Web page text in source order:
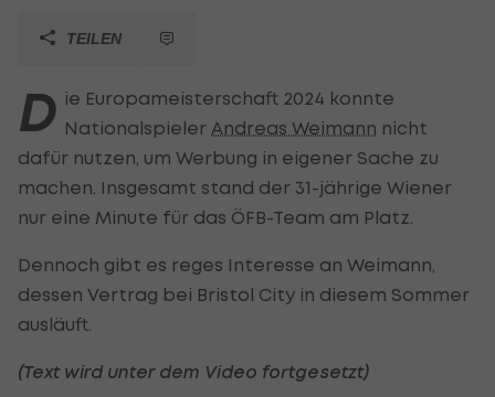
TEILEN
D ie Europameisterschaft 2024 konnte
Nationalspieler Andreas Weimann nicht
dafür nutzen, um Werbung in eigener Sache zu
machen. Insgesamt stand der 31-jährige Wiener
nur eine Minute für das ÖFB-Team am Platz.
Dennoch gibt es reges Interesse an Weimann,
dessen Vertrag bei Bristol City in diesem Sommer
ausläuft.
(Text wird unter dem Video fortgesetzt)